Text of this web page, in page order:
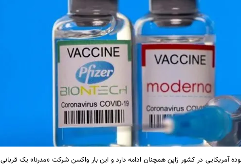
آمریکایی در کشور ژاپن همچنان ادامه دارد و این بار واکسن شرکت «مدرنا» یک قربانی